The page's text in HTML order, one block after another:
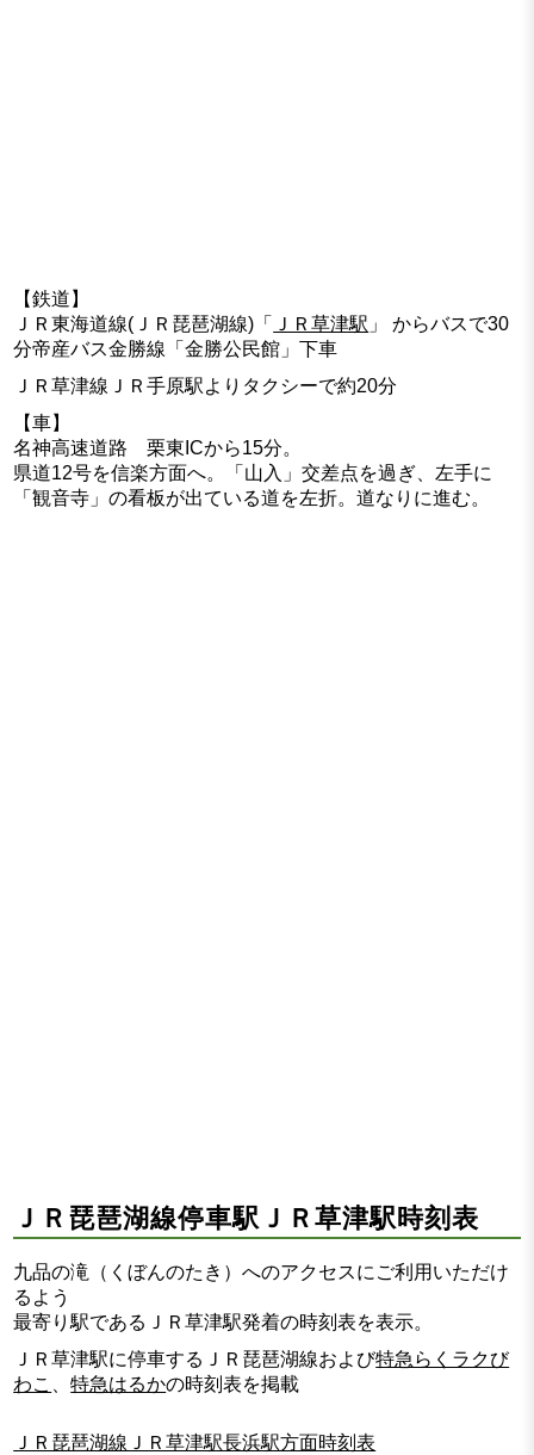
【鉄道】
ＪＲ東海道線(ＪＲ琵琶湖線)「
ＪＲ草津駅 」 からバスで30
分帝産バス金勝線「金勝公民館」下車
ＪＲ草津線ＪＲ手原駅よりタクシーで約20分
【車】
名神高速道路 栗東ICから15分。
県道12号を信楽方面へ。「山入」交差点を過ぎ、左手に
「観音寺」の看板が出ている道を左折。道なりに進む。
ＪＲ琵琶湖線停車駅ＪＲ草津駅時刻表
九品の滝（くぼんのたき）へのアクセスにご利用いただけ
るよう
最寄り駅であるＪＲ草津駅発着の時刻表を表示。
ＪＲ草津駅に停車するＪＲ琵琶湖線および特急らくラクび
わこ
、特急はるかの時刻表を掲載
ＪＲ琵琶湖線ＪＲ草津駅長浜駅方面時刻表